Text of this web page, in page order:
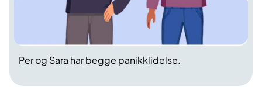
Per og Sara har begge panikklidelse.